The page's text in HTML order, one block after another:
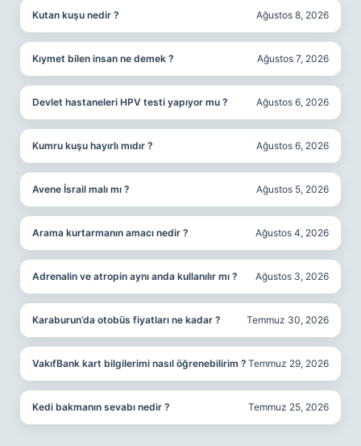
Kutan kuşu nedir ? Ağustos 8, 2026
Kıymet bilen insan ne demek ? Ağustos 7, 2026
Devlet hastaneleri HPV testi yapıyor mu ? Ağustos 6, 2026
Kumru kuşu hayırlı mıdır ? Ağustos 6, 2026
Avene İsrail malı mı ? Ağustos 5, 2026
Arama kurtarmanın amacı nedir ? Ağustos 4, 2026
Adrenalin ve atropin aynı anda kullanılır mı ? Ağustos 3, 2026
Karaburun’da otobüs fiyatları ne kadar ? Temmuz 30, 2026
VakıfBank kart bilgilerimi nasıl öğrenebilirim ? Temmuz 29, 2026
Kedi bakmanın sevabı nedir ? Temmuz 25, 2026